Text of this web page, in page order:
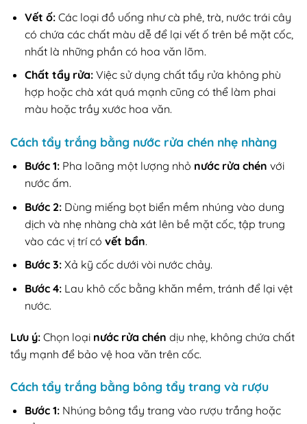
Vết ố:Các loại đồ uống như cà phê, trà, nước trái cây
có chứa các chất màu dễ để lại vết ố trên bề mặt cốc,
nhất là những phần có hoa văn lõm.
Chất tẩy rửa:Việc sử dụng chất tẩy rửa không phù
hợp hoặc chà xát quá mạnh cũng có thể làm phai
màu hoặc trầy xước hoa văn.
Cách tẩy trắng bằng nước rửa chén nhẹ nhàng
Bước 1:Pha loãng một lượng nhỏ nước rửa chén với
nước ấm.
Bước 2:Dùng miếng bọt biển mềm nhúng vào dung
dịch và nhẹ nhàng chà xát lên bề mặt cốc, tập trung
vào các vị trí có vết bẩn.
Bước 3:Xả kỹ cốc dưới vòi nước chảy.
Bước 4:Lau khô cốc bằng khăn mềm, tránh để lại vệt
nước.
Lưu ý: Chọn loại nước rửa chén dịu nhẹ, không chứa chất
tẩy mạnh để bảo vệ hoa văn trên cốc.
Cách tẩy trắng bằng bông tẩy trang và rượu
Bước 1:Nhúng bông tẩy trang vào rượu trắng hoặc